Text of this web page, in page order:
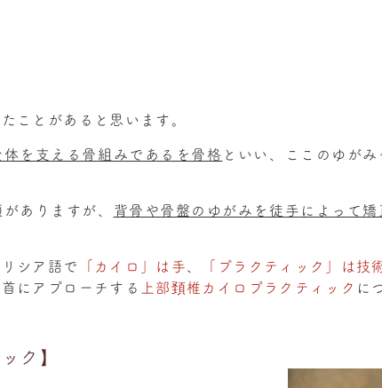
ことがあると思います。
を支える骨組みであるを骨格 といい、ここのゆが
ありますが、 背骨や骨盤のゆがみを徒手によって
シア語で 「カイロ」は手、 「プラクティック」は技
にアプローチする 上部頚椎カイロプラクティック に
ク】